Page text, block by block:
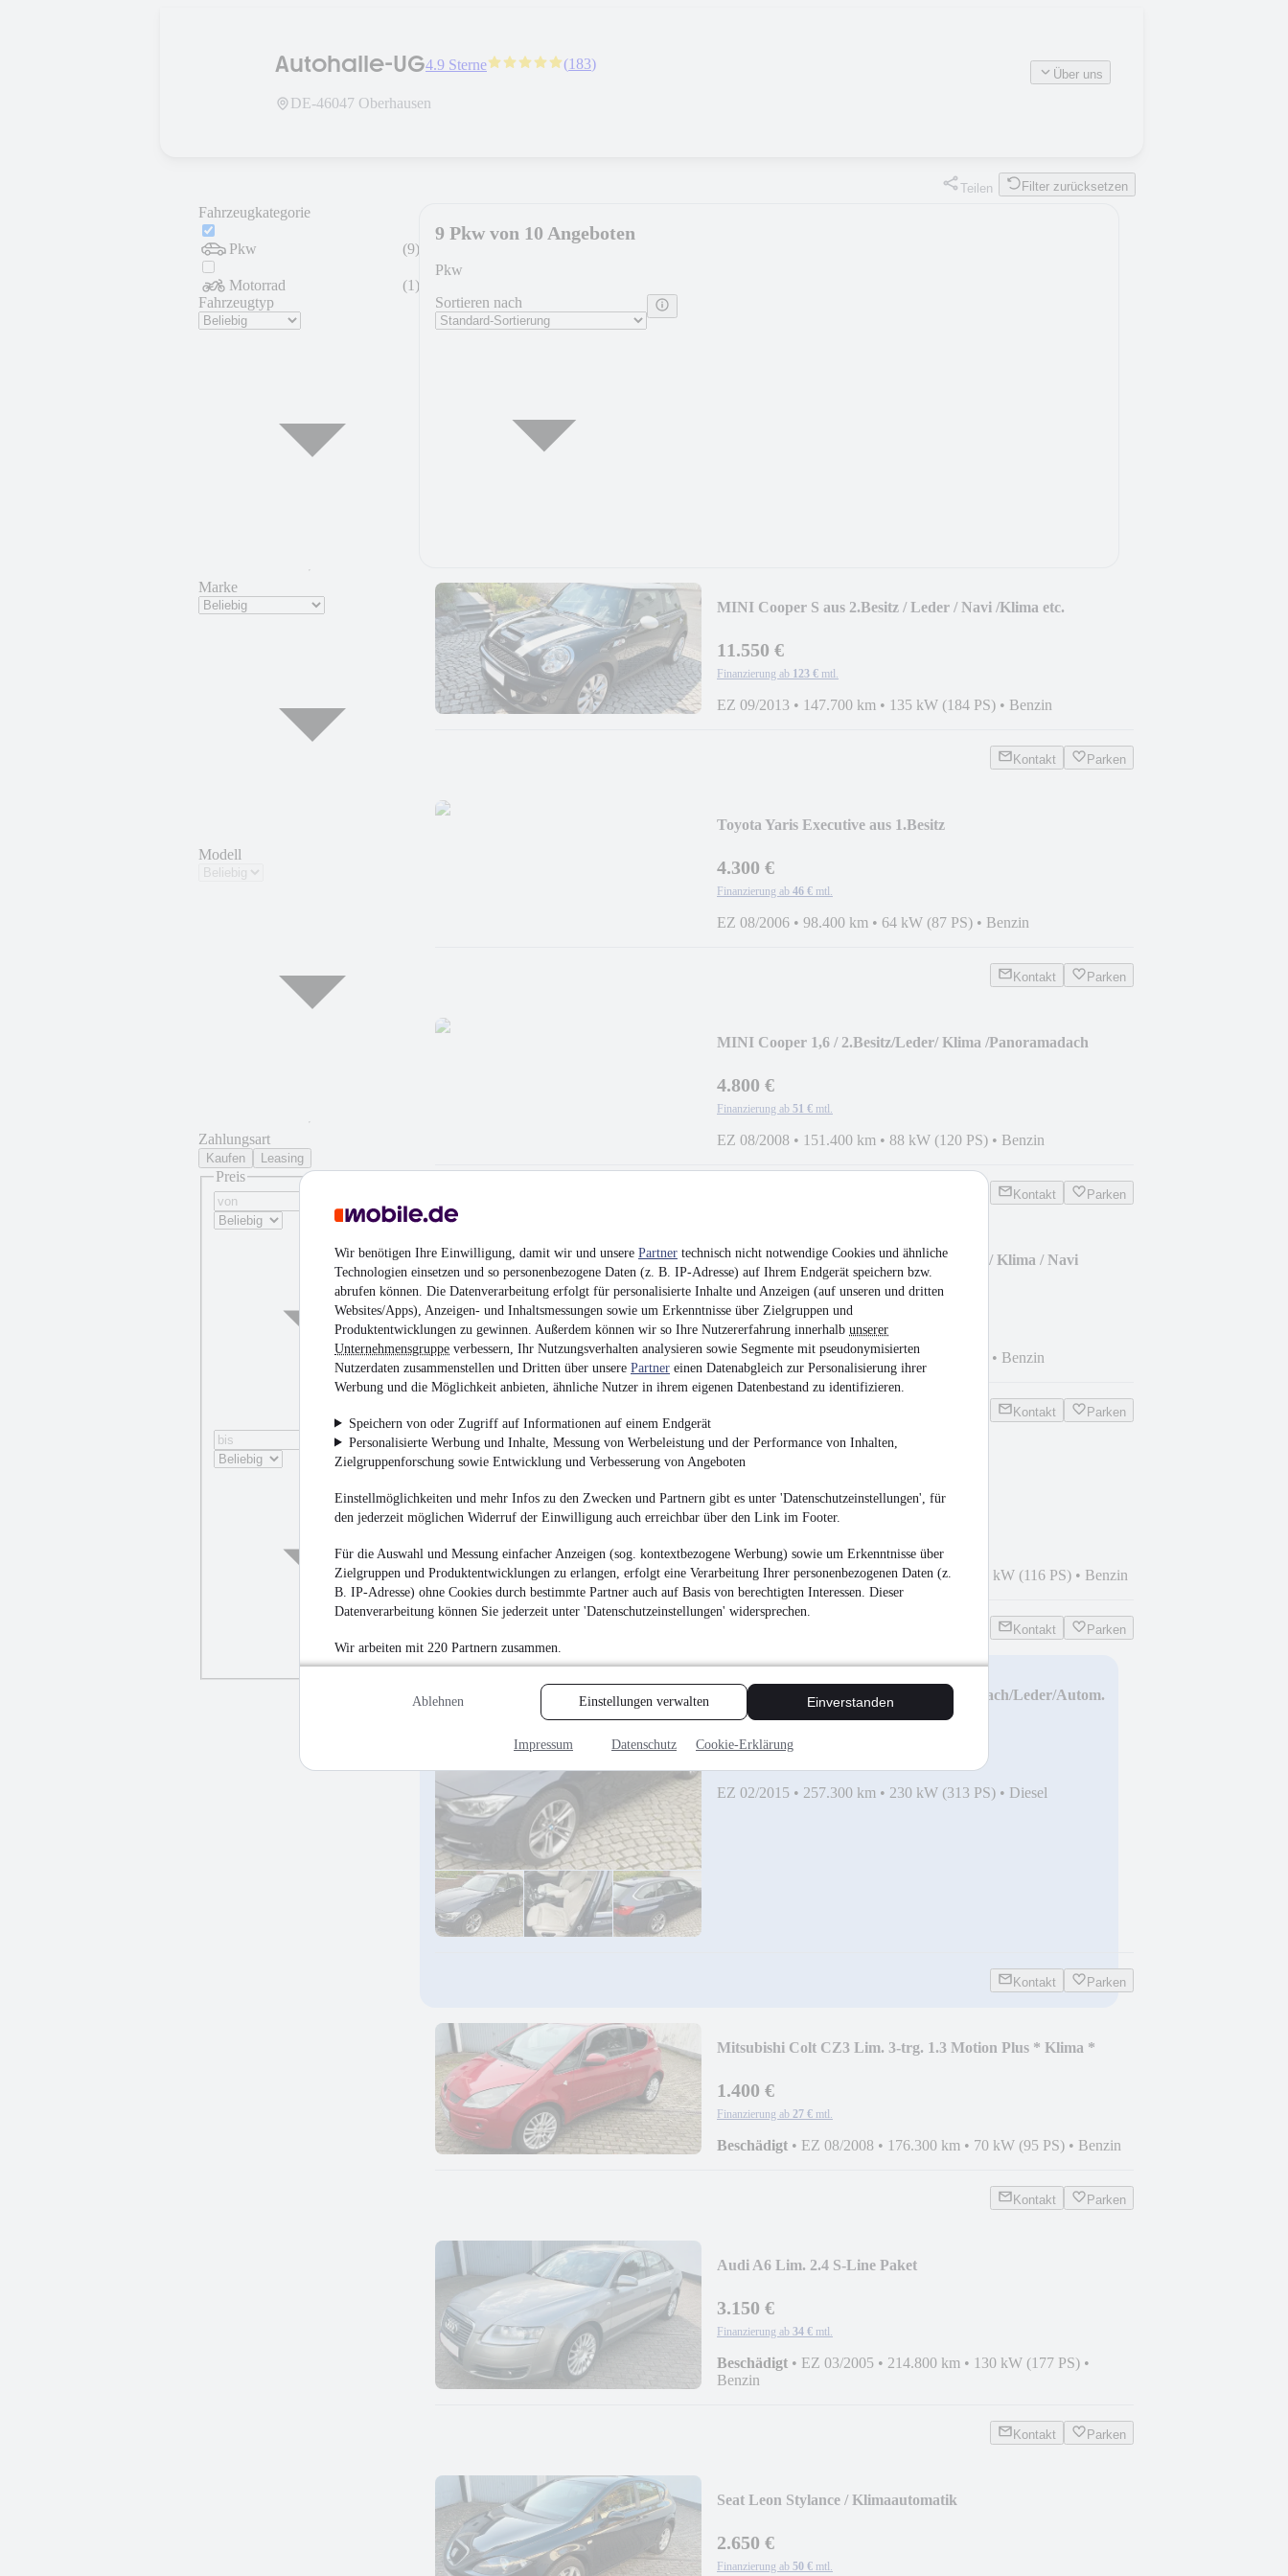
Wir benötigen Ihre Einwilligung, damit wir und unsere Partner technisch nicht notwendige Cookies und ähnliche
Technologien einsetzen und so personenbezogene Daten (z. B. IP-Adresse) auf Ihrem Endgerät speichern bzw.
abrufen können. Die Datenverarbeitung erfolgt für personalisierte Inhalte und Anzeigen (auf unseren und dritten
Websites/Apps), Anzeigen- und Inhaltsmessungen sowie um Erkenntnisse über Zielgruppen und
Produktentwicklungen zu gewinnen. Außerdem können wir so Ihre Nutzererfahrung innerhalb unserer
Unternehmensgruppe verbessern, Ihr Nutzungsverhalten analysieren sowie Segmente mit pseudonymisierten
Nutzerdaten zusammenstellen und Dritten über unsere Partner einen Datenabgleich zur Personalisierung ihrer
Werbung und die Möglichkeit anbieten, ähnliche Nutzer in ihrem eigenen Datenbestand zu identifizieren.
Speichern von oder Zugriff auf Informationen auf einem Endgerät
Personalisierte Werbung und Inhalte, Messung von Werbeleistung und der Performance von Inhalten,
Zielgruppenforschung sowie Entwicklung und Verbesserung von Angeboten
Einstellmöglichkeiten und mehr Infos zu den Zwecken und Partnern gibt es unter 'Datenschutzeinstellungen', für
den jederzeit möglichen Widerruf der Einwilligung auch erreichbar über den Link im Footer.
Für die Auswahl und Messung einfacher Anzeigen (sog. kontextbezogene Werbung) sowie um Erkenntnisse über
Zielgruppen und Produktentwicklungen zu erlangen, erfolgt eine Verarbeitung Ihrer personenbezogenen Daten (z.
B. IP-Adresse) ohne Cookies durch bestimmte Partner auch auf Basis von berechtigten Interessen. Dieser
Datenverarbeitung können Sie jederzeit unter 'Datenschutzeinstellungen' widersprechen.
Wir arbeiten mit 220 Partnern zusammen.
Ablehnen Einstellungen verwalten Einverstanden
Impressum Datenschutz Cookie-Erklärung
Autohalle-UG4.9 Sterne (183)
DE-46047 Oberhausen
Über uns
Teilen Filter zurücksetzen
Fahrzeugkategorie
Pkw (9)
Motorrad (1)
Fahrzeugtyp
Marke
Modell
Zahlungsart
Kaufen Leasing
Preis
9 Pkw von 10 Angeboten
Pkw
Sortieren nach
MINI Cooper S aus 2.Besitz / Leder / Navi /Klima etc.
11.550 €
Finanzierung ab 123 € mtl.
EZ 09/2013 • 147.700 km • 135 kW (184 PS) • Benzin
Kontakt Parken
Toyota Yaris Executive aus 1.Besitz
4.300 €
Finanzierung ab 46 € mtl.
EZ 08/2006 • 98.400 km • 64 kW (87 PS) • Benzin
Kontakt Parken
MINI Cooper 1,6 / 2.Besitz/Leder/ Klima /Panoramadach
4.800 €
Finanzierung ab 51 € mtl.
EZ 08/2008 • 151.400 km • 88 kW (120 PS) • Benzin
Kontakt Parken
Volkswagen Golf Plus VI 1,4 Comfortline / Klima / Navi
3.880 €
Finanzierung ab 42 € mtl.
EZ 01/2010•215.800 km•90 kW (122 PS) • Benzin
Kontakt Parken
2.300 €
Beschädigt•EZ 05/2005•166.300 km 85 kW (116 PS) • Benzin
Kontakt Parken
BMW 335d x-Drive Touring /Panoramadach/Leder/Autom.
13.700 €
EZ 02/2015 • 257.300 km • 230 kW (313 PS) • Diesel
Kontakt Parken
Mitsubishi Colt CZ3 Lim. 3-trg. 1.3 Motion Plus * Klima *
1.400 €
Finanzierung ab 27 € mtl.
Beschädigt • EZ 08/2008 • 176.300 km • 70 kW (95 PS) • Benzin
Kontakt Parken
Audi A6 Lim. 2.4 S-Line Paket
3.150 €
Finanzierung ab 34 € mtl.
Beschädigt • EZ 03/2005 • 214.800 km • 130 kW (177 PS) •
Benzin
Kontakt Parken
Seat Leon Stylance / Klimaautomatik
2.650 €
Finanzierung ab 50 € mtl.